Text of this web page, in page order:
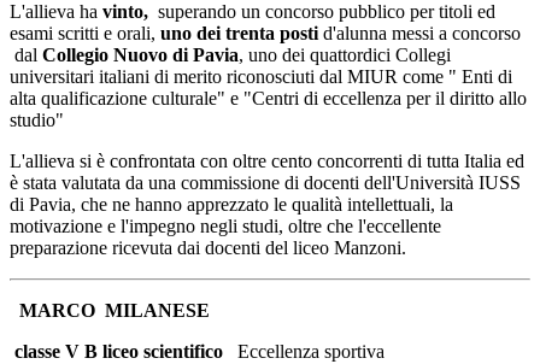
L'allieva ha vinto, superando un concorso pubblico per titoli ed
esami scritti e orali, uno dei trenta posti d'alunna messi a concorso
dal Collegio Nuovo di Pavia, uno dei quattordici Collegi
universitari italiani di merito riconosciuti dal MIUR come " Enti di
alta qualificazione culturale" e "Centri di eccellenza per il diritto allo
studio"
L'allieva si è confrontata con oltre cento concorrenti di tutta Italia ed
è stata valutata da una commissione di docenti dell'Università IUSS
di Pavia, che ne hanno apprezzato le qualità intellettuali, la
motivazione e l'impegno negli studi, oltre che l'eccellente
preparazione ricevuta dai docenti del liceo Manzoni.
MARCO MILANESE
classe V B liceo scientifico Eccellenza sportiva